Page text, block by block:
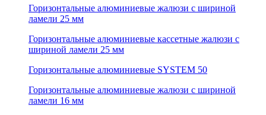
Горизонтальные алюминиевые жалюзи с шириной
ламели 25 мм
Горизонтальные алюминиевые кассетные жалюзи с
шириной ламели 25 мм
Горизонтальные алюминиевые SYSTEM 50
Горизонтальные алюминиевые жалюзи с шириной
ламели 16 мм